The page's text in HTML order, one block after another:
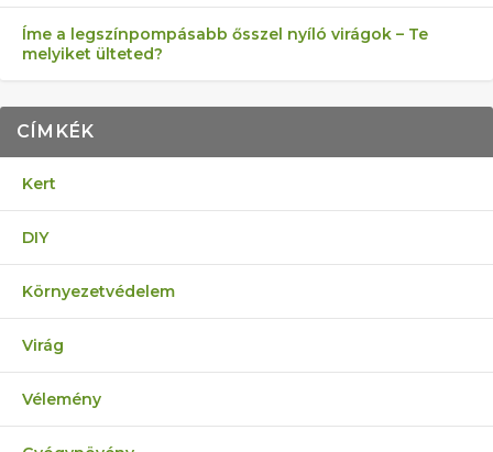
Íme a legszínpompásabb ősszel nyíló virágok – Te
melyiket ülteted?
CÍMKÉK
Kert
DIY
Környezetvédelem
Virág
Vélemény